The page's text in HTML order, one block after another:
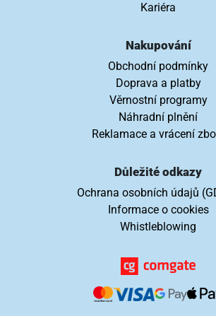
Kariéra
Nakupování
Obchodní podmínky
Doprava a platby
Věrnostní programy
Náhradní plnění
Reklamace a vrácení
Důležité odkazy
Ochrana osobních údajů
Informace o cookies
Whistleblowing